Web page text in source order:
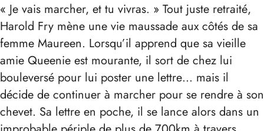
« Je vais marcher, et tu vivras. » Tout juste retraité,
Harold Fry mène une vie maussade aux côtés de sa
femme Maureen. Lorsqu’il apprend que sa vieille
amie Queenie est mourante, il sort de chez lui
bouleversé pour lui poster une lettre… mais il
décide de continuer à marcher pour se rendre à son
chevet. Sa lettre en poche, il se lance alors dans un